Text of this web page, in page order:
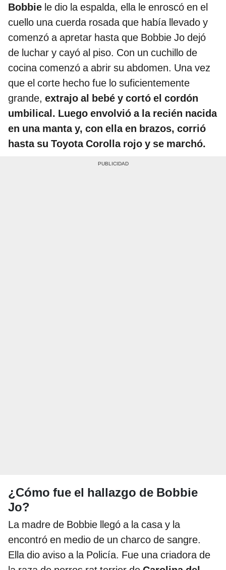
Bobbie le dio la espalda, ella le enroscó en el
cuello una cuerda rosada que había llevado y
comenzó a apretar hasta que Bobbie Jo dejó
de luchar y cayó al piso. Con un cuchillo de
cocina comenzó a abrir su abdomen. Una vez
que el corte hecho fue lo suficientemente
grande, extrajo al bebé y cortó el cordón
umbilical. Luego envolvió a la recién nacida
en una manta y, con ella en brazos, corrió
hasta su Toyota Corolla rojo y se marchó.
¿Cómo fue el hallazgo de Bobbie
Jo?
La madre de Bobbie llegó a la casa y la
encontró en medio de un charco de sangre.
Ella dio aviso a la Policía. Fue una criadora de